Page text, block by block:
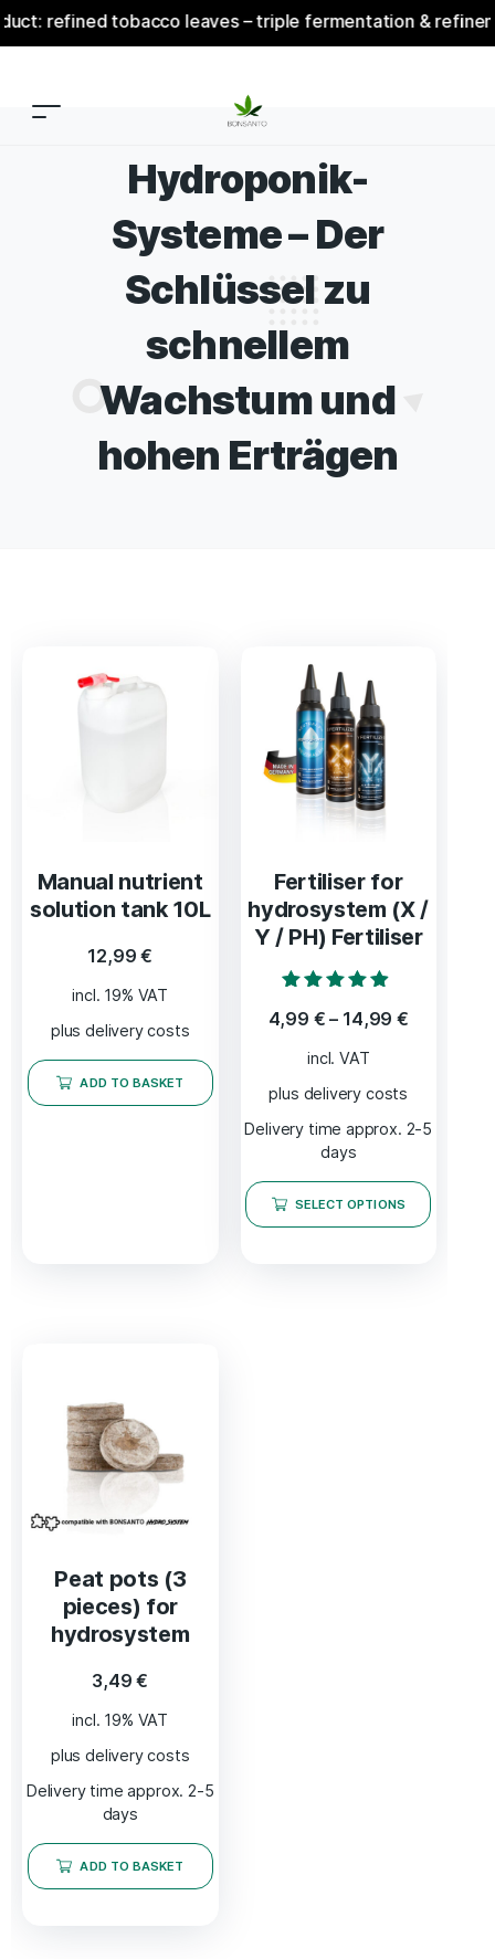
tobacco leaves – triple fermentation & refinement –
Hydroponik-
Systeme – Der
Schlüssel zu
schnellem
Wachstum und
hohen Erträgen
Manual nutrient
solution tank 10L
12,99€
incl. 19% VAT
plus delivery costs
ADD TO BASKET
Fertiliser for
hydrosystem (X /
Y / PH) Fertiliser
4.67
4,99 € – 14,99€
incl. VAT
plus delivery costs
Delivery time approx. 2-5
days
SELECT OPTIONS
Peat pots (3
pieces) for
hydrosystem
3,49€
incl. 19% VAT
plus delivery costs
Delivery time approx. 2-5
days
ADD TO BASKET